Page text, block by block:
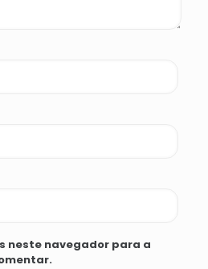
neste navegador para a